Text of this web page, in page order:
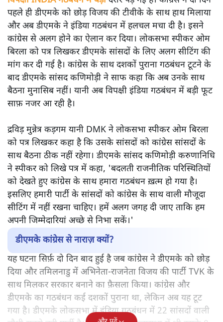
पहले ही डीएमके को छोड़ विजय की टीवीके के साथ हाथ मिलाया
और अब डीएमके ने इंडिया गठबंधन में हलचल मचा दी है। इसने
कांग्रेस से अलग होने का ऐलान कर दिया। लोकसभा स्पीकर ओम
बिरला को पत्र लिखकर डीएमके सांसदों के लिए अलग सीटिंग की
मांग कर दी गई है। कांग्रेस के साथ दशकों पुराना गठबंधन टूटने के
बाद डीएमके सांसद कणिमोड़ी ने साफ कहा कि अब उनके साथ
बैठना मुनासिब नहीं। यानी अब विपक्षी इंडिया गठबंधन में बड़ी फूट
साफ़ नजर आ रही है।
द्रविड़ मुन्नेत्र कड़गम यानी DMK ने लोकसभा स्पीकर ओम बिरला
को पत्र लिखकर कहा है कि उसके सांसदों को कांग्रेस सांसदों के
साथ बैठना ठीक नहीं रहेगा। डीएमके सांसद कणिमोड़ी करुणानिधि
ने स्पीकर को लिखे पत्र में कहा, 'बदलती राजनीतिक परिस्थितियों
को देखते हुए कांग्रेस के साथ हमारा गठबंधन ख़त्म हो गया है।
इसलिए हमारी पार्टी के सांसदों को कांग्रेस के साथ वाली मौजूदा
सीटिंग में नहीं रखना चाहिए। हमें अलग जगह दी जाए ताकि हम
अपनी जिम्मेदारियां अच्छे से निभा सकें।'
डीएमके कांग्रेस से नाराज़ क्यों?
यह घटना सिर्फ़ दो दिन बाद हुई है जब कांग्रेस ने डीएमके को छोड़
दिया और तमिलनाडु में अभिनेता-राजनेता विजय की पार्टी TVK के
साथ मिलकर सरकार बनाने का फ़ैसला किया। कांग्रेस और
डीएमके का गठबंधन कई दशकों पुराना था, लेकिन अब यह टूट
गया है। डीएमके लोकसभा में इंडिया गठबंधन में 22 सांसदों वाली